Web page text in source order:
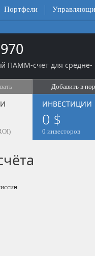
Портфели
ПАММ-счет для средне-
Добавить в
ИНВЕСТИЦИИ
0 $
0 инвесторов